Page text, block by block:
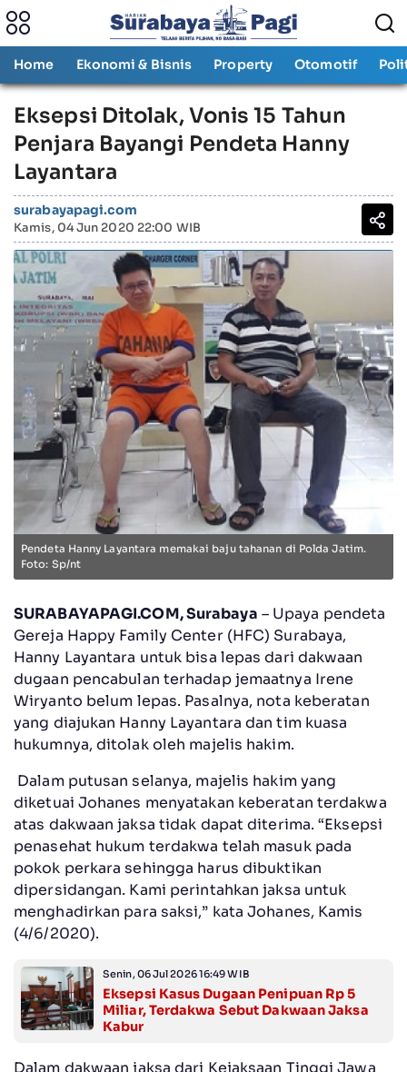
Home Ekonomi & Bisnis Property Otomotif
Eksepsi Ditolak, Vonis 15 Tahun
Penjara Bayangi Pendeta Hanny
Layantara
surabayapagi.com
Kamis, 04 Jun 2020 22:00 WIB
Pendeta Hanny Layantara memakai baju tahanan di Polda Jatim.
Foto: Sp/nt
SURABAYAPAGI.COM, Surabaya – Upaya pendeta
Gereja Happy Family Center (HFC) Surabaya,
Hanny Layantara untuk bisa lepas dari dakwaan
dugaan pencabulan terhadap jemaatnya Irene
Wiryanto belum lepas. Pasalnya, nota keberatan
yang diajukan Hanny Layantara dan tim kuasa
hukumnya, ditolak oleh majelis hakim.
Dalam putusan selanya, majelis hakim yang
diketuai Johanes menyatakan keberatan terdakwa
atas dakwaan jaksa tidak dapat diterima. “Eksepsi
penasehat hukum terdakwa telah masuk pada
pokok perkara sehingga harus dibuktikan
dipersidangan. Kami perintahkan jaksa untuk
menghadirkan para saksi,” kata Johanes, Kamis
(4/6/2020).
Senin, 06 Jul 2026 16:49 WIB
Eksepsi Kasus Dugaan Penipuan Rp 5
Miliar, Terdakwa Sebut Dakwaan Jaksa
Kabur
Dalam dakwaan jaksa dari Kejaksaan Tinggi Jawa